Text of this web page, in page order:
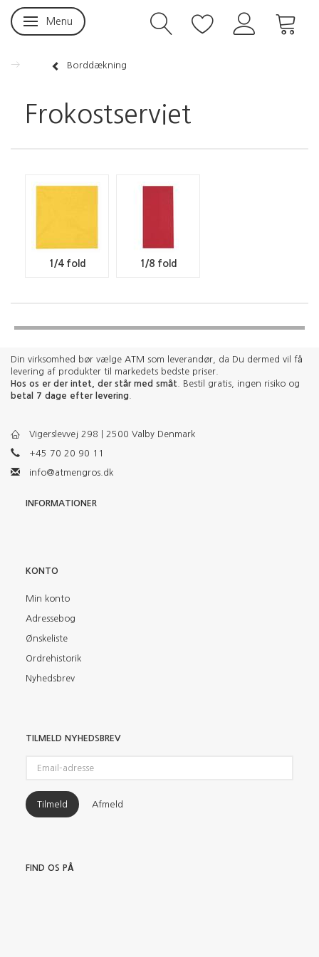
Skifte navigation
Menu
Borddækning
Frokostserviet
1/4 fold 1/8 fold
Din virksomhed bør vælge ATM som leverandør, da Du dermed vil få
levering af produkter til markedets bedste priser.
Hos os er der intet, der står med småt . Bestil gratis, ingen risiko og
betal 7 dage efter levering
Vigerslevvej 298 | 2500 Valby Denmark
+45 70 20 90 11
info@atmengros.dk
INFORMATIONER
KONTO
Min konto
Adressebog
Ønskeliste
Ordrehistorik
Nyhedsbrev
TILMELD NYHEDSBREV
adresse
Tilmeld Afmeld
FIND OS PÅ